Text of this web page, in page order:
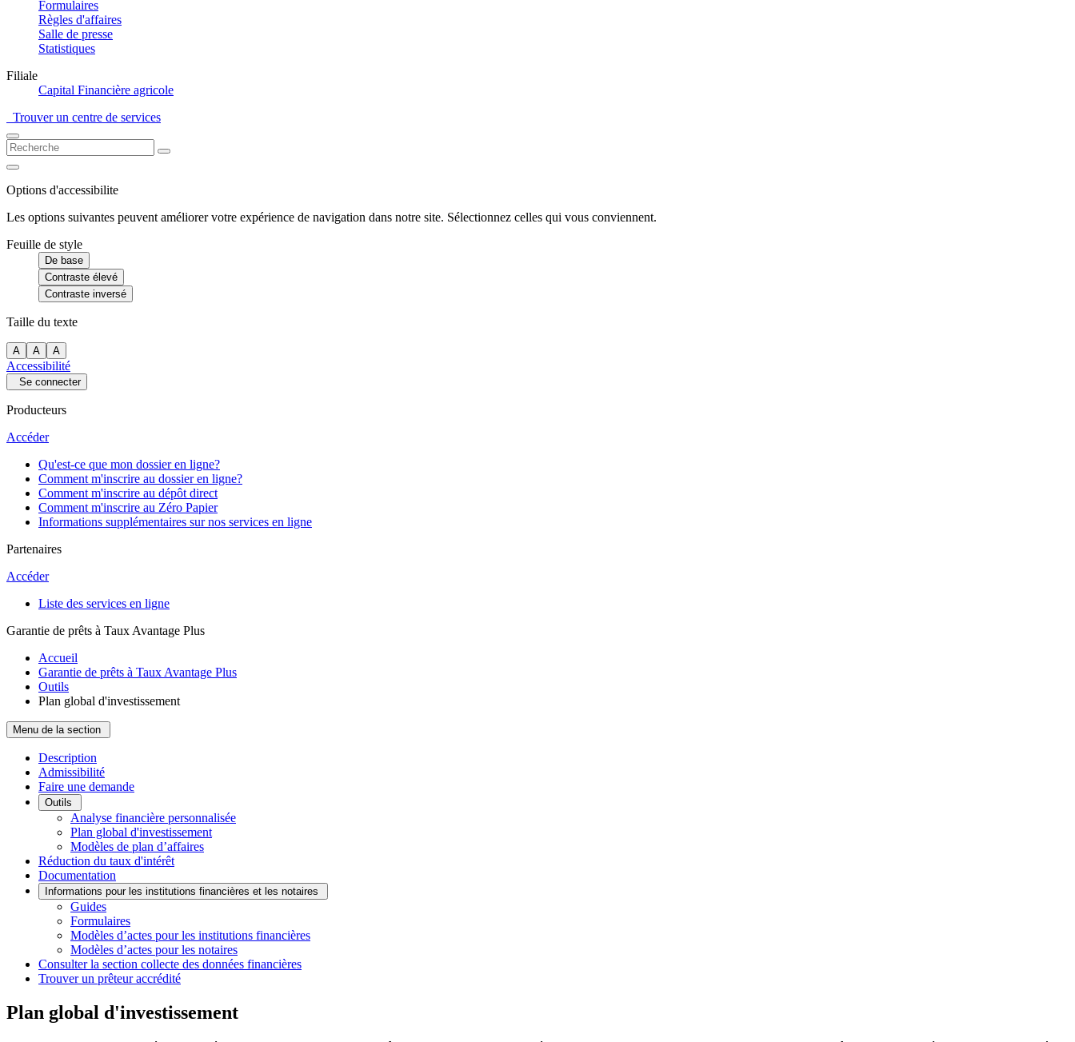
Formulaires
Règles d'affaires
Salle de presse
Statistiques
Filiale
Capital Financière agricole
Trouver un centre de services
Options d'accessibilite
Les options suivantes peuvent améliorer votre expérience de navigation dans notre site. Sélectionnez celles qui vous conviennent.
Feuille de style
De base
Contraste élevé
Contraste inversé
Taille du texte
A A A
Accessibilité
Se connecter
Producteurs
Accéder
Qu'est-ce que mon dossier en ligne?
Comment m'inscrire au dossier en ligne?
Comment m'inscrire au dépôt direct
Comment m'inscrire au Zéro Papier
Informations supplémentaires sur nos services en ligne
Partenaires
Accéder
Liste des services en ligne
Garantie de prêts à Taux Avantage Plus
Accueil
Garantie de prêts à Taux Avantage Plus
Outils
Plan global d'investissement
Menu de la section
Description
Admissibilité
Faire une demande
Outils
Analyse financière personnalisée
Plan global d'investissement
Modèles de plan d’affaires
Réduction du taux d'intérêt
Documentation
Informations pour les institutions financières et les notaires
Guides
Formulaires
Modèles d’actes pour les institutions financières
Modèles d’actes pour les notaires
Consulter la section collecte des données financières
Trouver un prêteur accrédité
Plan global d'investissement